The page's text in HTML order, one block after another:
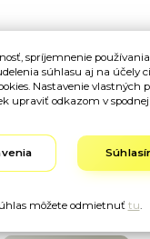
HEAVY NEW Malfini
cena od4,50 EUR
spríjemnenie
súhlasu aj na účely
Nastavenie vlastných
upraviť odkazom v
môžete odmietnuť tu.